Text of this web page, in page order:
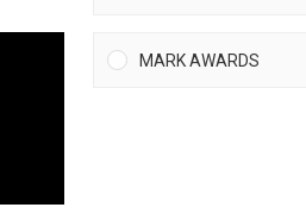
MARK AWARDS